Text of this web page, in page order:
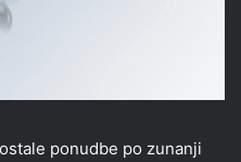
ponudbe po zunanji